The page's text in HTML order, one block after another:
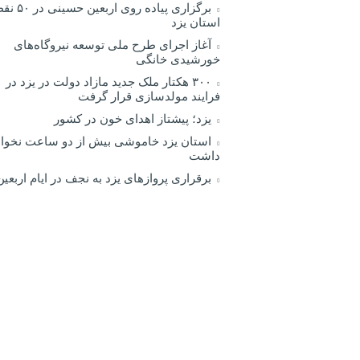
برگزاری پیاده روی
استان یزد
آغاز اجرای طرح ملی توسعه نیروگاه‌های
خورشیدی خانگی
۳۰۰ هکتار ملک جدید مازاد دولت در یزد در
فرایند مولدسازی قرار گرفت
یزد؛ پیشتاز اهدای خون در کشور
استان یزد خاموشی بیش از دو ساعت
داشت
برقراری پرواز‌های یزد به نجف در ایام